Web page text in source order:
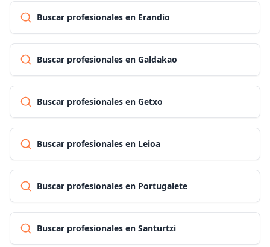
Buscar profesionales en Erandio
Buscar profesionales en Galdakao
Buscar profesionales en Getxo
Buscar profesionales en Leioa
Buscar profesionales en Portugalete
Buscar profesionales en Santurtzi